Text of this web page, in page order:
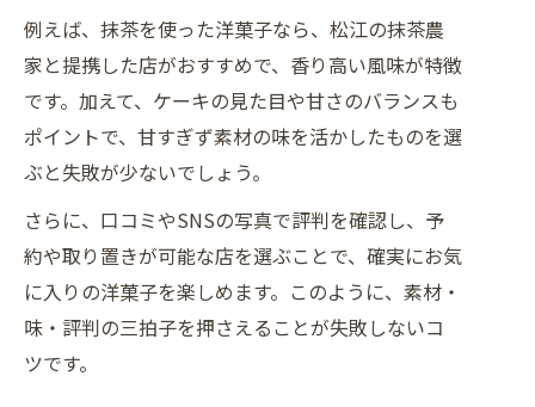
例えば、抹茶を使った洋菓子なら、松江の抹茶農
家と提携した店がおすすめで、香り高い風味が特徴
です。加えて、ケーキの見た目や甘さのバランスも
ポイントで、甘すぎず素材の味を活かしたものを選
ぶと失敗が少ないでしょう。
さらに、口コミやSNSの写真で評判を確認し、予
約や取り置きが可能な店を選ぶことで、確実にお気
に入りの洋菓子を楽しめます。このように、素材・
味・評判の三拍子を押さえることが失敗しないコ
ツです。